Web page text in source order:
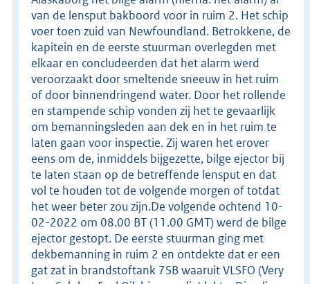
van de lensput bakboord voor in ruim 2. Het schip
voer toen zuid van Newfoundland. Betrokkene, de
kapitein en de eerste stuurman overlegden met
elkaar en concludeerden dat het alarm werd
veroorzaakt door smeltende sneeuw in het ruim
of door binnendringend water. Door het rollende
en stampende schip vonden zij het te gevaarlijk
om bemanningsleden aan dek en in het ruim te
laten gaan voor inspectie. Zij waren het erover
eens om de, inmiddels bijgezette, bilge ejector bij
te laten staan op de betreffende lensput en dat
vol te houden tot de volgende morgen of totdat
het weer beter zou zijn.De volgende ochtend 10-
02-2022 om 08.00 BT (11.00 GMT) werd de bilge
ejector gestopt. De eerste stuurman ging met
dekbemanning in ruim 2 en ontdekte dat er een
gat zat in brandstoftank 7SB waaruit VLSFO (Very